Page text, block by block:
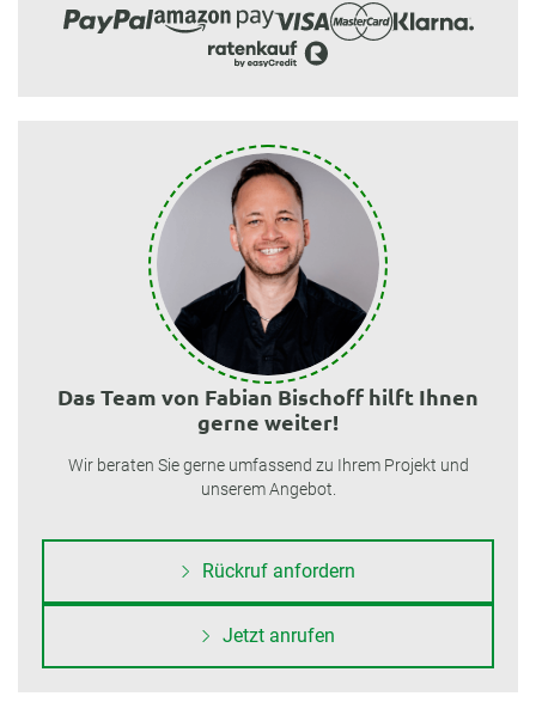
Das Team von Fabian Bischoff hilft Ihnen
gerne weiter!
Wir beraten Sie gerne umfassend zu Ihrem Projekt und
unserem Angebot.
Rückruf anfordern
Jetzt anrufen